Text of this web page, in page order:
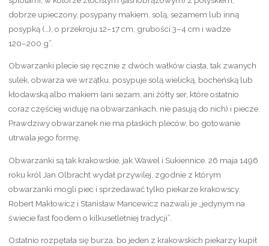
dobrze upieczony, posypany makiem, solą, sezamem lub inną
posypką (…), o przekroju 12–17 cm, grubości 3–4 cm i wadze
120–200 g”.
Obwarzanki plecie się ręcznie z dwóch wałków ciasta, tak zwanych
sulek, obwarza we wrzątku, posypuje solą wielicką, bocheńską lub
kłodawską albo makiem (ani sezam, ani żółty ser, które ostatnio
coraz częściej widuję na obwarzankach, nie pasują do nich) i piecze.
Prawdziwy obwarzanek nie ma płaskich pleców, bo gotowanie
utrwala jego formę.
Obwarzanki są tak krakowskie, jak Wawel i Sukiennice. 26 maja 1496
roku król Jan Olbracht wydał przywilej, zgodnie z którym
obwarzanki mogli piec i sprzedawać tylko piekarze krakowscy.
Robert Makłowicz i Stanisław Mancewicz nazwali je „jedynym na
świecie fast foodem o kilkusetletniej tradycji”.
Ostatnio rozpętała się burza, bo jeden z krakowskich piekarzy kupił